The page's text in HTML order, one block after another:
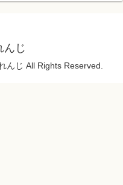
んじ
んじ All Rights Reserved.